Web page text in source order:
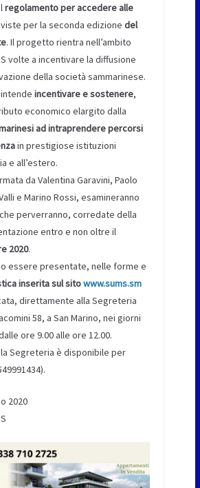
regolamento per accedere alle
per la seconda edizione del
. Il progetto rientra nell’ambito
volte a incentivare la diffusione
della società sammarinese.
incentivare e sostenere,
economico elargito dalla
ad intraprendere percorsi
in prestigiose istituzioni
e all’estero.
da Valentina Garavini, Paolo
e Marino Rossi, esamineranno
perverranno, corredate della
entro e non oltre il
2020.
essere presentate, nelle forme e
inserita sul sitowww.sums.sm
direttamente alla Segreteria
58, a San Marino, nei giorni
ore 9.00 alle ore 12.00.
Segreteria è disponibile per
2020